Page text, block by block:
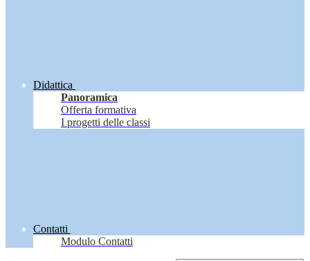
Didattica
Panoramica
Offerta formativa
I progetti delle classi
Contatti
Modulo Contatti